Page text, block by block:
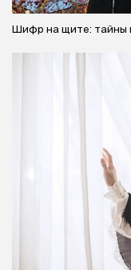
Шифр на щите: тайны